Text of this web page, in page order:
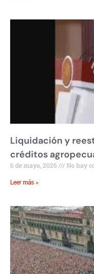
Liquidación y
créditos
6 de mayo, 2026 No hay
Leer más »